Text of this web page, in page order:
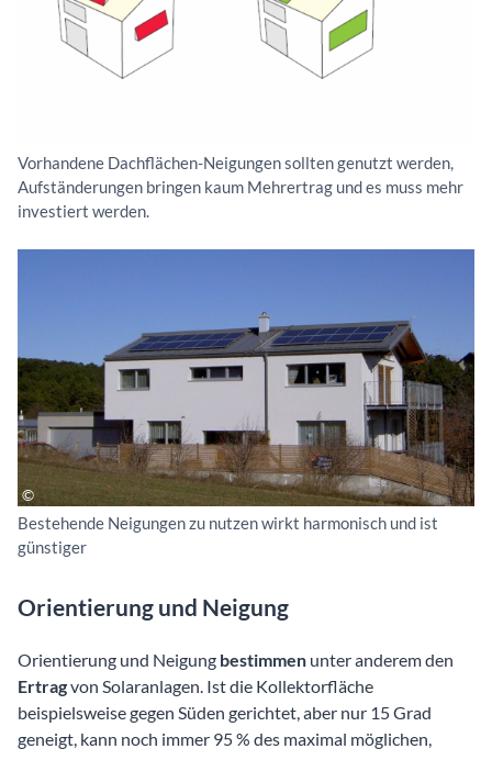
Vorhandene Dachflächen-Neigungen sollten genutzt werden,
Aufständerungen bringen kaum Mehrertrag und es muss mehr
investiert werden.
Bestehende Neigungen zu nutzen wirkt harmonisch und ist
günstiger
Orientierung und Neigung
Orientierung und Neigung bestimmen unter anderem den
Ertragvon Solaranlagen. Ist die Kollektorfläche
beispielsweise gegen Süden gerichtet, aber nur 15 Grad
geneigt, kann noch immer 95 % des maximal möglichen,